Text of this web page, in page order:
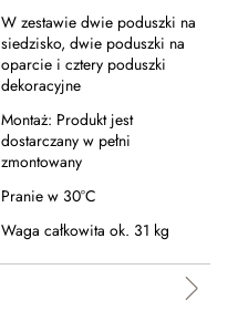
W zestawie dwie poduszki na
siedzisko, dwie poduszki na
oparcie i cztery poduszki
dekoracyjne
Montaż: Produkt jest
dostarczany w pełni
zmontowany
Pranie w 30°C
Waga całkowita ok. 31 kg